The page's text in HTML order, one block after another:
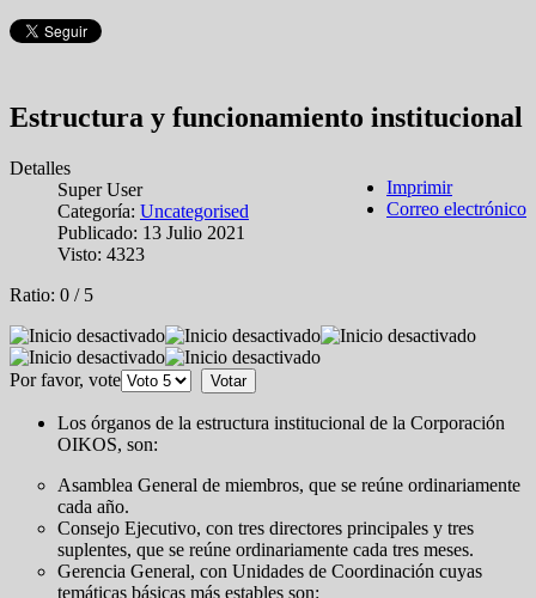
Estructura y funcionamiento institucional
Imprimir
Correo electrónico
Detalles
Super User
Categoría: Uncategorised
Publicado: 13 Julio 2021
Visto: 4323
Ratio: 0 / 5
Por favor, vote
Los órganos de la estructura institucional de la Corporación
OIKOS, son:
Asamblea General de miembros, que se reúne ordinariamente
cada año.
Consejo Ejecutivo, con tres directores principales y tres
suplentes, que se reúne ordinariamente cada tres meses.
Gerencia General, con Unidades de Coordinación cuyas
temáticas básicas más estables son: